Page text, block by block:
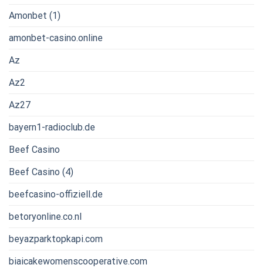
Amonbet (1)
amonbet-casino.online
Az
Az2
Az27
bayern1-radioclub.de
Beef Casino
Beef Casino (4)
beefcasino-offiziell.de
betoryonline.co.nl
beyazparktopkapi.com
biaicakewomenscooperative.com